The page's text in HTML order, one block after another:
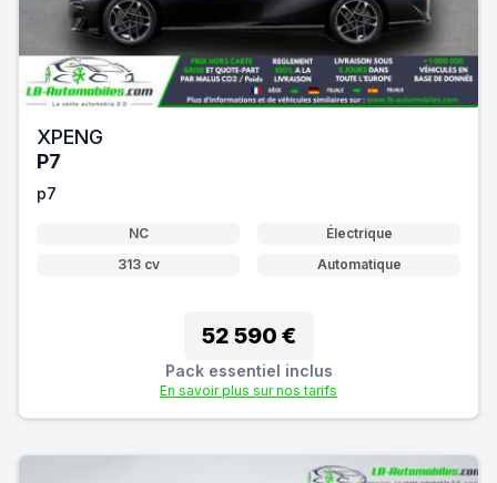
XPENG
P7
p7
NC
Électrique
313 cv
Automatique
52 590 €
Pack essentiel inclus
En savoir plus sur nos tarifs